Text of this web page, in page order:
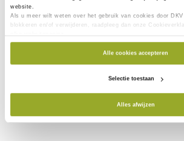
website.
Als u meer wilt weten over het gebruik van cookies door
blokkeren en/of verwijderen, raadpleeg dan onze
Alle cookies accepteren
Selectie toestaan
Alles afwijzen